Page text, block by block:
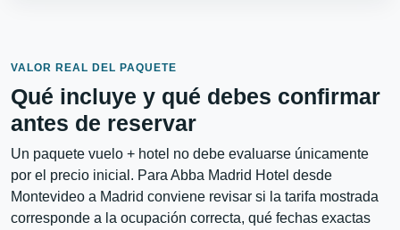
VALOR REAL DEL PAQUETE
Qué incluye y qué debes confirmar
antes de reservar
Un paquete vuelo + hotel no debe evaluarse únicamente
por el precio inicial. Para Abba Madrid Hotel desde
Montevideo a Madrid conviene revisar si la tarifa mostrada
corresponde a la ocupación correcta, qué fechas exactas